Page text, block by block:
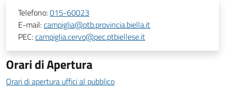
Telefono:015-60023
E-mail:campiglia@ptb.provincia.biella.it
PEC:campiglia.cervo@pec.ptbiellese.it
Orari di Apertura
Orari di apertura uffici al pubblico